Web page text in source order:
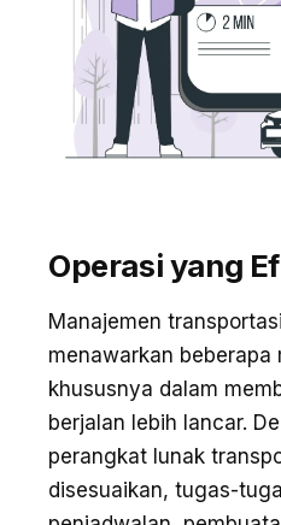
Operasi yang
Manajemen
menawarkan
khususnya dalam
berjalan lebih lancar.
perangkat lunak
disesuaikan, tugas-